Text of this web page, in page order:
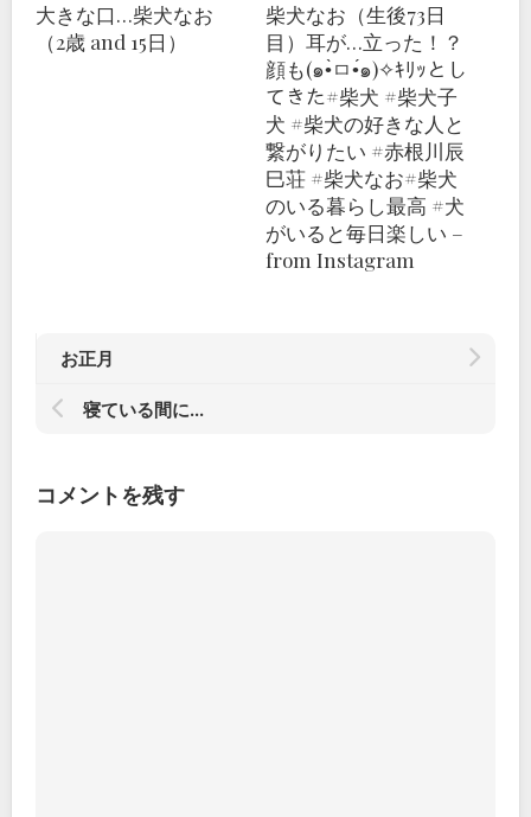
大きな口…柴犬なお
（2歳 and 15日）
柴犬なお（生後73日
目）耳が…立った！？
顔も(๑•̀ㅁ•́๑)✧ｷﾘｯとし
てきた#柴犬 #柴犬子
犬 #柴犬の好きな人と
繋がりたい #赤根川辰
巳荘 #柴犬なお#柴犬
のいる暮らし最高 #犬
がいると毎日楽しい –
from Instagram
お正月
寝ている間に…
コメントを残す